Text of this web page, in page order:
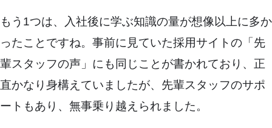
もう1つは、入社後に学ぶ知識の量が想像以上に多か
ったことですね。事前に見ていた採用サイトの「先
輩スタッフの声」にも同じことが書かれており、正
直かなり身構えていましたが、先輩スタッフのサポ
ートもあり、無事乗り越えられました。